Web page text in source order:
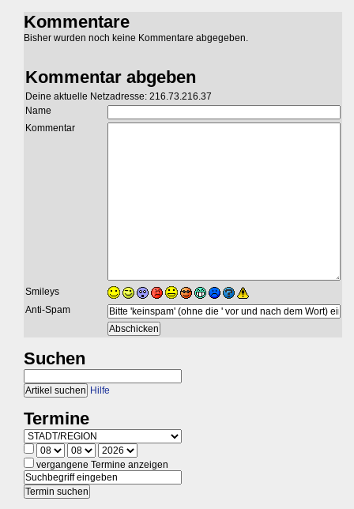
Kommentare
Bisher wurden noch keine Kommentare abgegeben.
Kommentar abgeben
Deine aktuelle Netzadresse: 216.73.216.37
Name
Kommentar
Smileys
Anti-Spam
Suchen
Hilfe
Termine
vergangene Termine anzeigen